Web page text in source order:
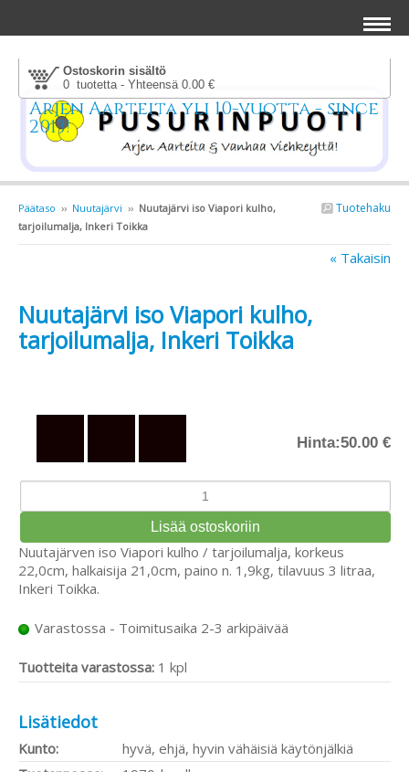
Ostoskorin sisältö
0 tuotetta - Yhteensä 0.00 €
Arjen Aarteita yli 10-vuotta - since
2013!
Tuotehaku
Päätaso ›› Nuutajärvi ›› Nuutajärvi iso Viapori kulho,
tarjoilumalja, Inkeri Toikka
« Takaisin
Nuutajärvi iso Viapori kulho,
tarjoilumalja, Inkeri Toikka
Hinta:50.00 €
Nuutajärven iso Viapori kulho / tarjoilumalja, korkeus
22,0cm, halkaisija 21,0cm, paino n. 1,9kg, tilavuus 3 litraa,
Inkeri Toikka.
Varastossa - Toimitusaika 2-3 arkipäivää
Tuotteita varastossa: 1 kpl
Lisätiedot
Kunto:
hyvä, ehjä, hyvin vähäisiä käytönjälkiä